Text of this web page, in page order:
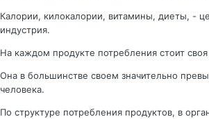
Калории, килокалории, витамины, диеты, -
индустрия.
На каждом продукте потребления стоит
Она в большинстве своем значительно
человека.
По структуре потребления продуктов, в